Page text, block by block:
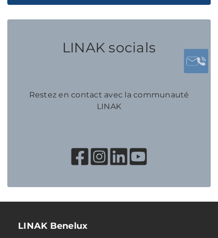
LINAK socials
Restez en contact avec la communauté
LINAK
LINAK Benelux